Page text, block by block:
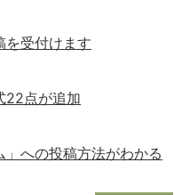
を受付けます
22点が追加
」への投稿方法がわかる